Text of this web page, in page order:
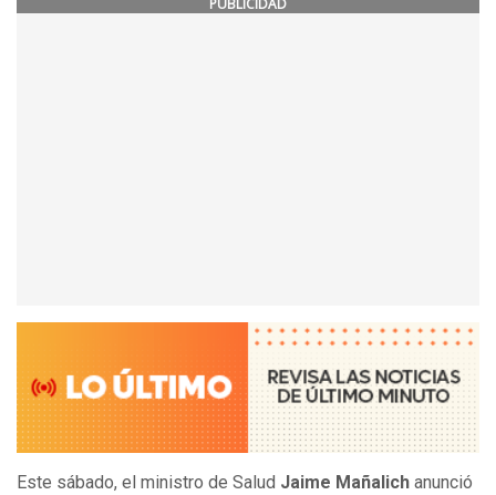
PUBLICIDAD
Este sábado, el ministro de Salud Jaime Mañalich anunció